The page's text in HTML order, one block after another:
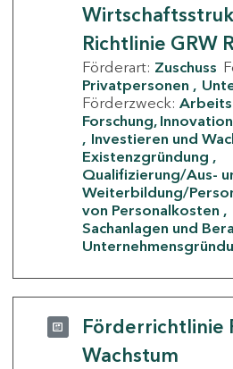
Richtlinie GRW
Förderart: Zuschuss
Privatpersonen
Förderzweck:
Forschung,
Investieren und
Existenzgründung
Qualifizierung/Aus-
Weiterbildung/
von Personalkosten
Sachanlagen und
Förderrichtlinie
Wachstum